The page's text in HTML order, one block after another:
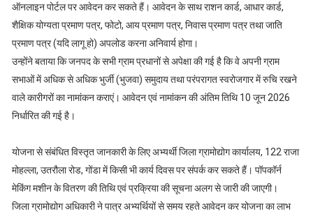
ऑनलाइन पोर्टल पर आवेदन कर सकते हैं। आवेदन के साथ राशन कार्ड, आधार कार्ड,
शैक्षिक योग्यता प्रमाण पत्र, फोटो, आय प्रमाण पत्र, निवास प्रमाण पत्र तथा जाति
प्रमाण पत्र (यदि लागू हो) अपलोड करना अनिवार्य होगा।
उन्होंने बताया कि जनपद के सभी ग्राम प्रधानों से अपेक्षा की गई है कि वे अपनी ग्राम
सभाओं में अधिक से अधिक भुर्जी (भुजवा) समुदाय तथा परंपरागत स्वरोजगार में रुचि रखने
वाले कारीगरों का नामांकन कराएं। आवेदन एवं नामांकन की अंतिम तिथि 10 जून 2026
निर्धारित की गई है।
योजना से संबंधित विस्तृत जानकारी के लिए अभ्यर्थी जिला ग्रामोद्योग कार्यालय, 122 राजा
मोहल्ला, उतरौला रोड, गोंडा में किसी भी कार्य दिवस पर संपर्क कर सकते हैं। पॉपकॉर्न
मेकिंग मशीन के वितरण की तिथि एवं प्रक्रिया की सूचना अलग से जारी की जाएगी।
जिला ग्रामोद्योग अधिकारी ने पात्र अभ्यर्थियों से समय रहते आवेदन कर योजना का लाभ